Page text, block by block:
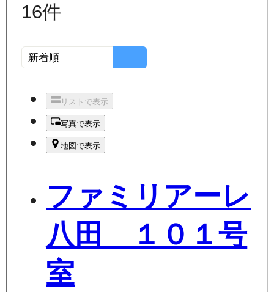
16件
リストで表示
写真で表示
地図で表示
ファミリアーレ
八田 １０１号
室